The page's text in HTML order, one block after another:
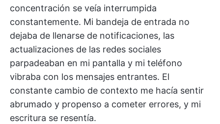
concentración se veía interrumpida
constantemente. Mi bandeja de entrada no
dejaba de llenarse de notificaciones, las
actualizaciones de las redes sociales
parpadeaban en mi pantalla y mi teléfono
vibraba con los mensajes entrantes. El
constante cambio de contexto me hacía sentir
abrumado y propenso a cometer errores, y mi
escritura se resentía.